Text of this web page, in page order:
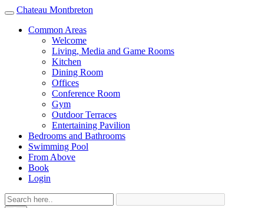
Toggle
navigation
Chateau Montbreton
Common Areas
Welcome
Living, Media and Game Rooms
Kitchen
Dining Room
Offices
Conference Room
Gym
Outdoor Terraces
Entertaining Pavilion
Bedrooms and Bathrooms
Swimming Pool
From Above
Book
Login